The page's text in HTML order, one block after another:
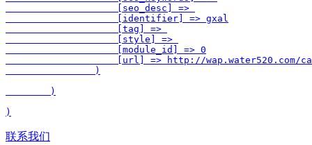
                    [seo_desc] =>
                    [identifier] => gxal
                    [tag] =>
                    [style] =>
                    [module_id] => 0
[url] => http://wap.water520.com/
                )
        )
联系我们